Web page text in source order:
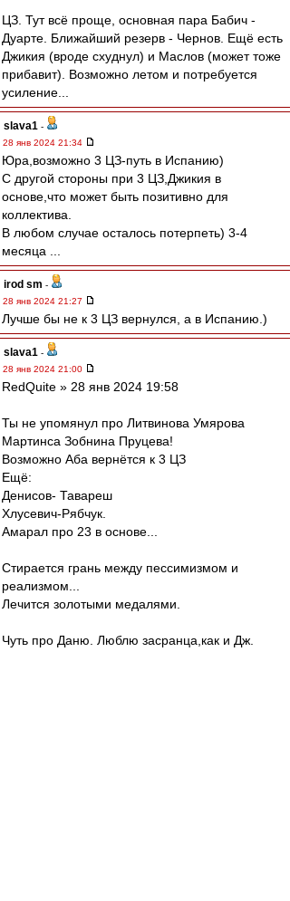
ЦЗ. Тут всё проще, основная пара Бабич -
Дуарте. Ближайший резерв - Чернов. Ещё есть
Джикия (вроде схуднул) и Маслов (может тоже
прибавит). Возможно летом и потребуется
усиление...
slava1 -
28 янв 2024 21:34
Юра,возможно 3 ЦЗ-путь в Испанию)
C другой стороны при 3 ЦЗ,Джикия в
основе,что может быть позитивно для
коллектива.
В любом случае осталось потерпеть) 3-4
месяца ...
irod sm -
28 янв 2024 21:27
Лучше бы не к 3 ЦЗ вернулся, а в Испанию.)
slava1 -
28 янв 2024 21:00
RedQuite » 28 янв 2024 19:58
Ты не упомянул про Литвинова Умярова
Мартинса Зобнина Пруцева!
Возможно Аба вернётся к 3 ЦЗ
Ещё:
Денисов- Тавареш
Хлусевич-Рябчук.
Амарал про 23 в основе...
Стирается грань между пессимизмом и
реализмом...
Лечится золотыми медалями.
Чуть про Даню. Люблю засранца,как и Дж.